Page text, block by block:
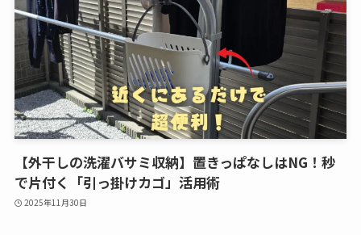
【外干しの洗濯バサミ収納】置きっぱなしはNG！秒
で片付く「引っ掛けカゴ」活用術
2025年11月30日